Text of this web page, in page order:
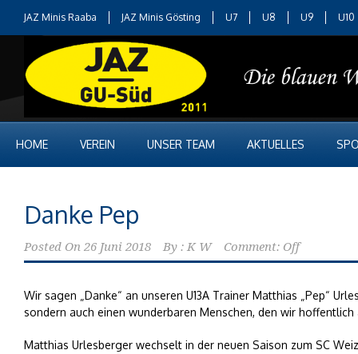
JAZ Minis Raaba JAZ Minis Gösting U7 U8 U9 U10
HOME VEREIN UNSER TEAM AKTUELLES
Danke Pep
Posted On 26 Juni 2018 By : K W Comment: Off
Wir sagen „Danke“ an unseren U13A Trainer Matthias „Pep“
sondern auch einen wunderbaren Menschen, den wir
Matthias Urlesberger wechselt in der neuen Saison zum SC